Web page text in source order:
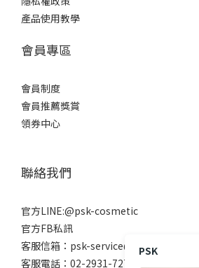
產品使用教學
會員專區
會員制度
會員推薦獎賞
領券中心
聯絡我們
官方LINE:@psk-cosmetic
官方FB私訊
客服信箱：psk-service@beanne.com.tw
客服電話：02-2931-7272
PSK